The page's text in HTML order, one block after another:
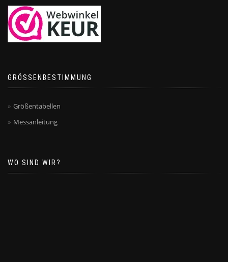
GRÖSSENBESTIMMUNG
Größentabellen
Messanleitung
WO SIND WIR?